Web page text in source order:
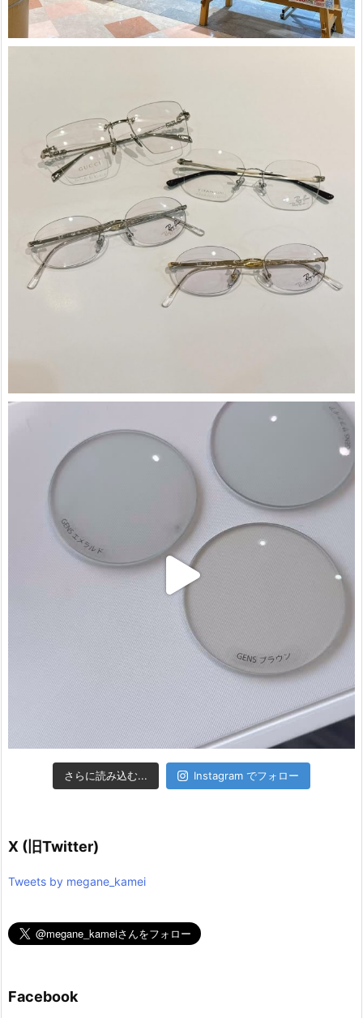
さらに読み込む... Instagram でフォロー
X (旧Twitter)
Tweets by megane_kamei
Facebook